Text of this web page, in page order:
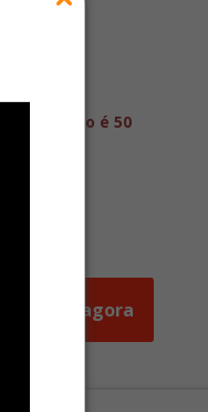
produto é 50
Orçar agora